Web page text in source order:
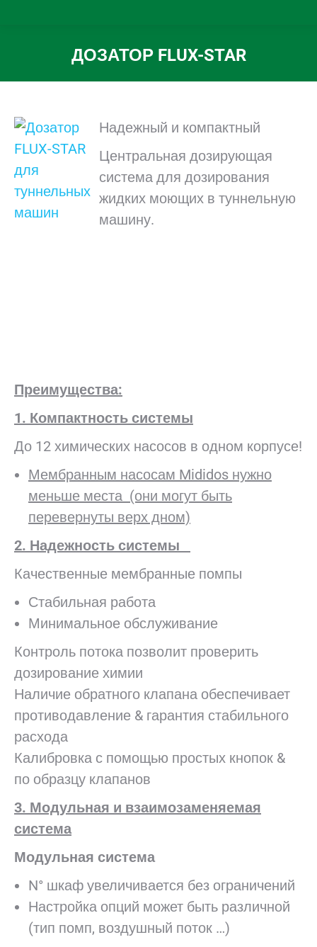
ДОЗАТОР FLUX-STAR
Вы здесь:
Надежный и компактный
Центральная дозирующая
система для дозирования
жидких моющих в туннельную
машину.
Преимущества:
1. Компактность системы
До 12 химических насосов в одном корпусе!
Мембранным насосам Mididos нужно
меньше места (они могут быть
перевернуты верх дном)
2. Надежность системы
Качественные мембранные помпы
Стабильная работа
Минимальное обслуживание
Контроль потока позволит проверить
дозирование химии
Наличие обратного клапана обеспечивает
противодавление & гарантия стабильного
расхода
Калибровка с помощью простых кнопок &
по образцу клапанов
3. Модульная и взаимозаменяемая
система
Модульная система
N° шкаф увеличивается без ограничений
Настройка опций может быть различной
(тип помп, воздушный поток …)